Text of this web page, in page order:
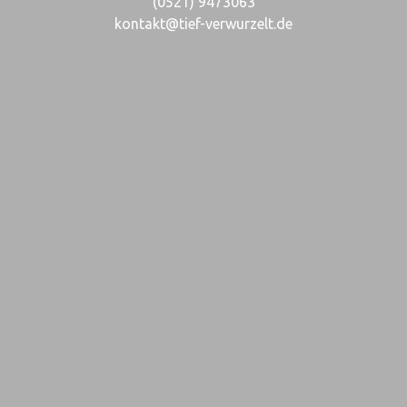
kontakt@tief-verwurzelt.de